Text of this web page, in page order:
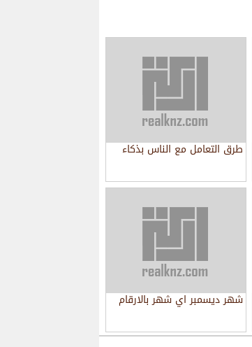
طرق التعامل مع الناس بذكاء
شهر ديسمبر اي شهر بالارقام